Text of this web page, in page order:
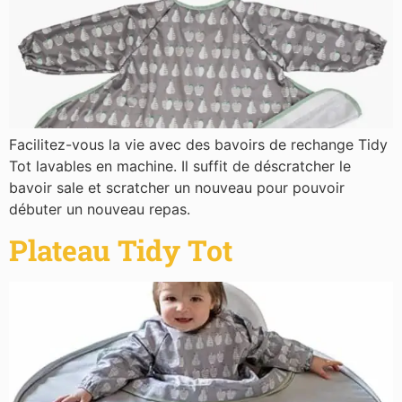
Facilitez-vous la vie avec des bavoirs de rechange Tidy
Tot lavables en machine. Il suffit de déscratcher le
bavoir sale et scratcher un nouveau pour pouvoir
débuter un nouveau repas.
Plateau Tidy Tot